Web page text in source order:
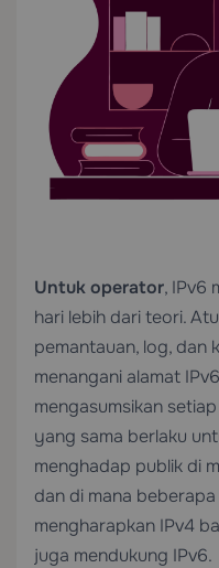
Untuk operator, IPv6
hari lebih dari teori.
pemantauan, log, dan
menangani alamat
mengasumsikan
yang sama berlaku
menghadap publik di
dan di mana
mengharapkan IPv4
juga mendukung IPv6.